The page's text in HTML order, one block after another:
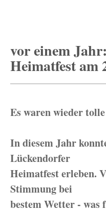
vor einem
Heimatfest am
Es waren wieder
In diesem Jahr
Lückendorfer
Heimatfest erleben.
Stimmung bei
bestem Wetter - was